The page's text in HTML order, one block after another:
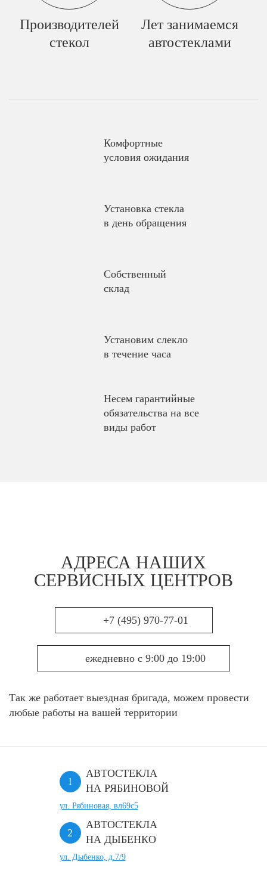
Производителей
стекол
Лет занимаемся
автостеклами
Комфортные
условия ожидания
Установка стекла
в день обращения
Собственный
склад
Установим слекло
в течение часа
Несем гарантийные
обязательства на все
виды работ
АДРЕСА НАШИХ
СЕРВИСНЫХ ЦЕНТРОВ
+7 (495) 970-77-01
ежедневно с 9:00 до 19:00
Так же работает выездная бригада, можем провести
любые работы на вашей территории
АВТОСТЕКЛА
НА РЯБИНОВОЙ
ул. Рябиновая, вл69с5
АВТОСТЕКЛА
НА ДЫБЕНКО
ул. Дыбенко, д.7/9